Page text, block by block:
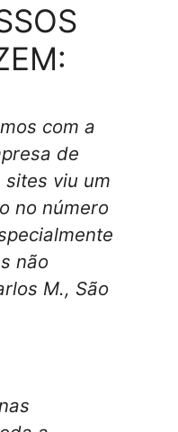
com a
de
viu um
no número
não
M., São